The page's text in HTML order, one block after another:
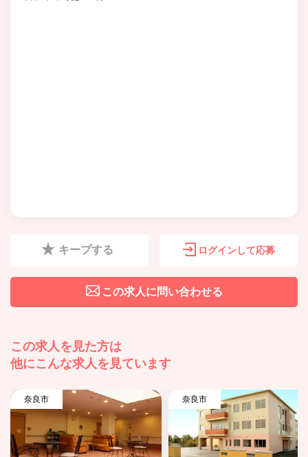
キープする ログインして応募
この求人に問い合わせる
この求人を見た方は
他にこんな求人を見ています
奈良市 奈良市